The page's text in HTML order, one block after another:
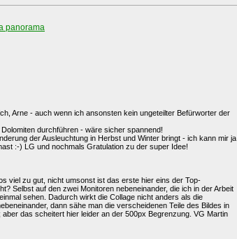
panorama
Arne - auch wenn ich ansonsten kein ungeteilter Befürworter der
durchführen - wäre sicher spannend!
der Ausleuchtung in Herbst und Winter bringt - ich kann mir ja
:-) LG und nochmals Gratulation zu der super Idee!
viel zu gut, nicht umsonst ist das erste hier eins der Top-
Selbst auf den zwei Monitoren nebeneinander, die ich in der Arbeit
sehen. Dadurch wirkt die Collage nicht anders als die
dann sähe man die verscheidenen Teile des Bildes in
das scheitert hier leider an der 500px Begrenzung. VG Martin